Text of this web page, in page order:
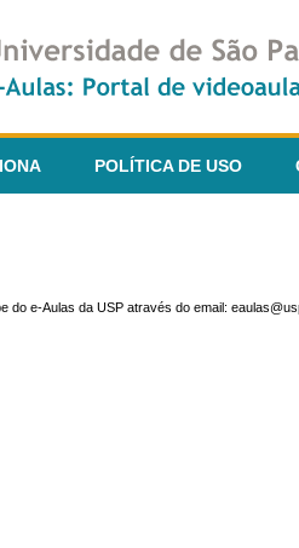
POLÍTICA DE USO
do e-Aulas da USP através do email: